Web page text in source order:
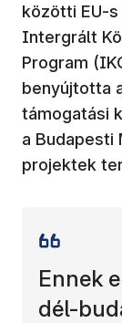
közötti EU-
Intergrált
Program
benyújtotta
támogatási
a Budapesti
projektek
Ennek
dél-